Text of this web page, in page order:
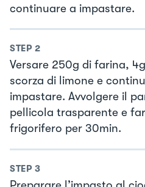
continuare a impastare.
STEP 2
Versare 250g di farina,
scorza di limone e
impastare. Avvolgere il
pellicola trasparente e
frigorifero per 30min.
STEP 3